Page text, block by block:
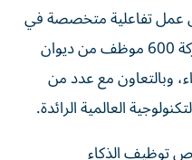
عمل تفاعلية متخصصة في
الذكاء الاصطناعي المساعد بمشاركة 600 موظف من ديوان
وبالتعاون مع عدد من
العالمية الرائدة.